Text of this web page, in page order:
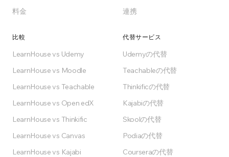
料金
連携
比較
LearnHouse vs Udemy
LearnHouse vs Moodle
LearnHouse vs Teachable
LearnHouse vs Open edX
LearnHouse vs Thinkific
LearnHouse vs Canvas
LearnHouse vs Kajabi
代替サービス
Udemyの代替
Teachableの代替
Thinkificの代替
Kajabiの代替
Skoolの代替
Podiaの代替
Courseraの代替